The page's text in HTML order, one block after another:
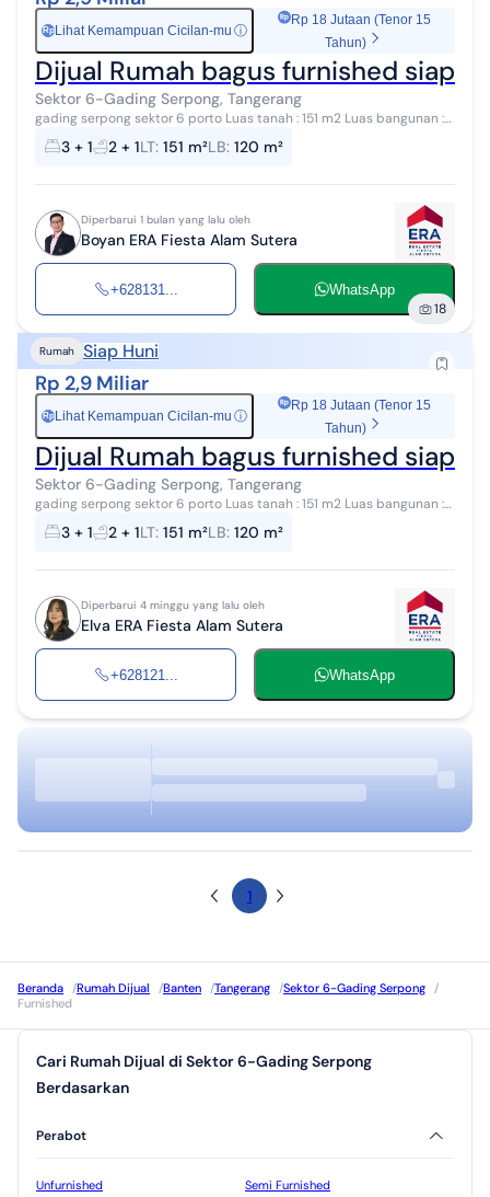
Rp Lihat Kemampuan Cicilan-mu ⓘ
Rp 18 Jutaan (Tenor 15
Tahun)
Dijual Rumah bagus furnished siap
Sektor 6-Gading Serpong, Tangerang
gading serpong sektor 6 porto Luas tanah : 151 m2 Luas bangunan :
+/- 120 m2 SHM Kamar tidur : 3 + 1 Kamar mandi : 2 + 1 Ac : 3 Water
heater : 1 K...
3 + 1 2 + 1LT: 151 m²LB: 120 m²
Diperbarui 1 bulan yang lalu oleh
Boyan ERA Fiesta Alam Sutera
+628131... WhatsApp
18
Rumah Siap Huni
Rp 2,9 Miliar
Rp Lihat Kemampuan Cicilan-mu ⓘ
Rp 18 Jutaan (Tenor 15
Tahun)
Dijual Rumah bagus furnished siap
Sektor 6-Gading Serpong, Tangerang
gading serpong sektor 6 porto Luas tanah : 151 m2 Luas bangunan :
+/- 120 m2 SHM Kamar tidur : 3 + 1 Kamar mandi : 2 + 1 Ac : 3 Water
heater : 1 K...
3 + 1 2 + 1LT: 151 m²LB: 120 m²
Diperbarui 4 minggu yang lalu oleh
Elva ERA Fiesta Alam Sutera
+628121... WhatsApp
1
Beranda /Rumah Dijual /Banten /Tangerang /Sektor 6-Gading Serpong
/
Furnished
Cari Rumah Dijual di Sektor 6-Gading Serpong
Berdasarkan
Perabot
Unfurnished Semi Furnished